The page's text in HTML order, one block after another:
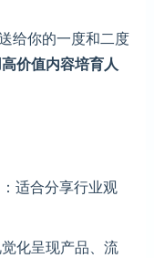
给你的一度和二度
价值内容培育人
适合分享行业观
觉化呈现产品、流